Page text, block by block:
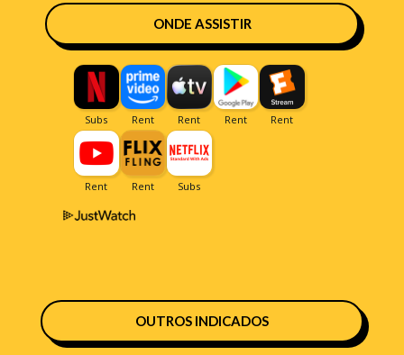
ONDE ASSISTIR
OUTROS INDICADOS